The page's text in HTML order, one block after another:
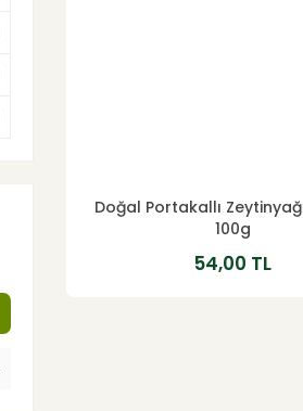
Doğal Portakallı
100g
54,00 TL